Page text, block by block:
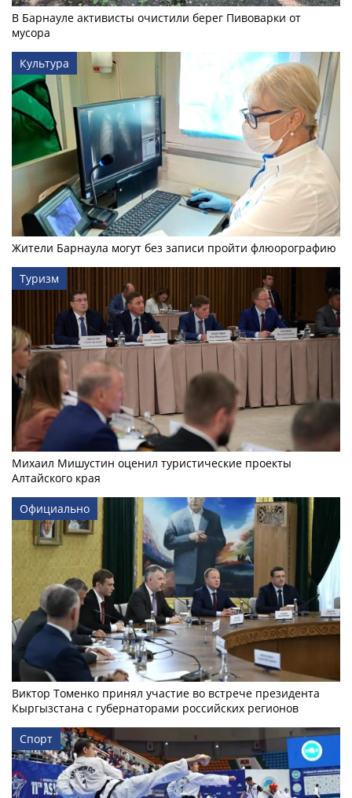
В Барнауле активисты очистили берег Пивоварки от
мусора
Культура
Жители Барнаула могут без записи пройти флюорографию
Туризм
Михаил Мишустин оценил туристические проекты
Алтайского края
Официально
Виктор Томенко принял участие во встрече президента
Кыргызстана с губернаторами российских регионов
Спорт